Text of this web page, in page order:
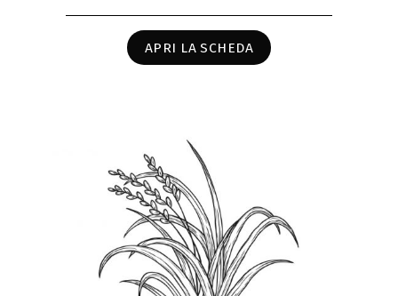
APRI LA SCHEDA